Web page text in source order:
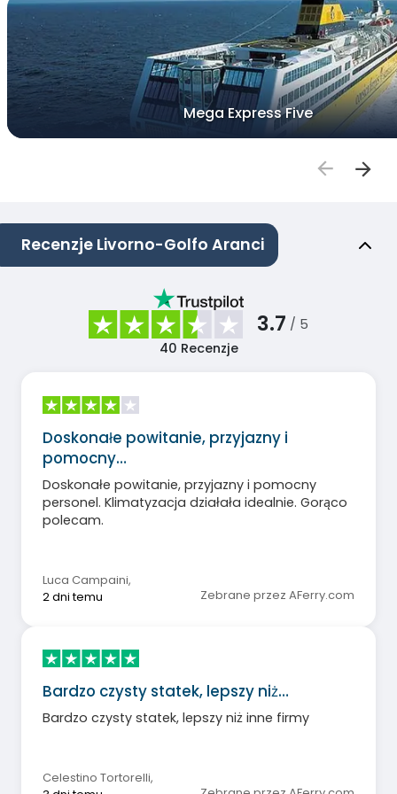
Mega Express Five
Recenzje Livorno-Golfo Aranci
3.7 / 5
40 Recenzje
Doskonałe powitanie, przyjazny i
pomocny…
Doskonałe powitanie, przyjazny i pomocny
personel. Klimatyzacja działała idealnie. Gorąco
polecam.
Luca Campaini,
2 dni temu
Zebrane przez AFerry.com
Bardzo czysty statek, lepszy niż…
Bardzo czysty statek, lepszy niż inne firmy
Celestino Tortorelli,